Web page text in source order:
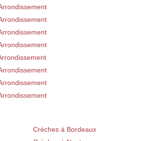
Crèches à Bordeaux